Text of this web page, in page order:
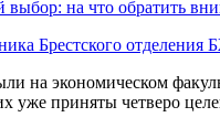
на что обратить
Брестского
на экономическом
уже приняты четверо